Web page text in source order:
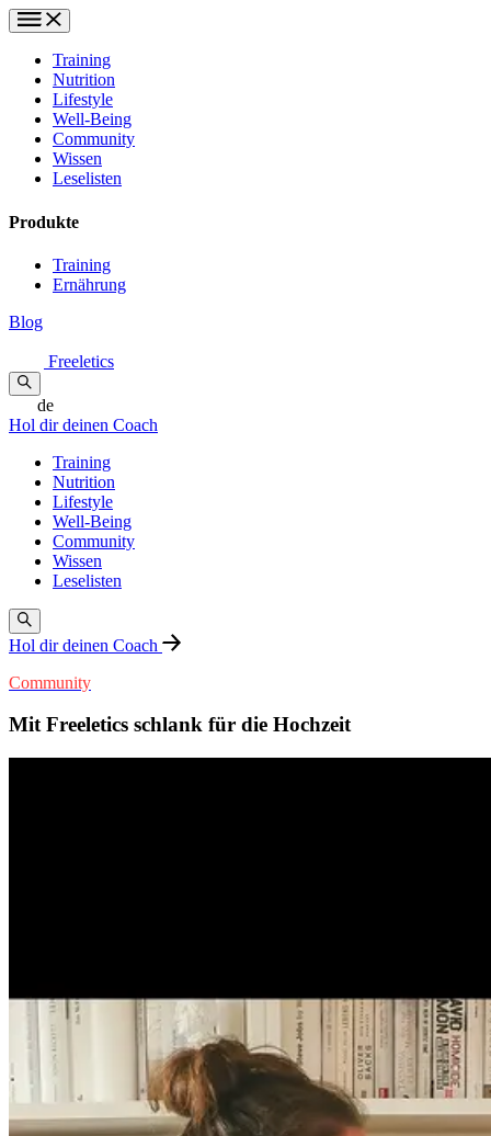
Training
Nutrition
Lifestyle
Well-Being
Community
Wissen
Leselisten
Produkte
Training
Ernährung
Blog
Freeletics
de
Hol dir deinen Coach
Training
Nutrition
Lifestyle
Well-Being
Community
Wissen
Leselisten
Hol dir deinen Coach
Community
Mit Freeletics schlank für die Hochzeit